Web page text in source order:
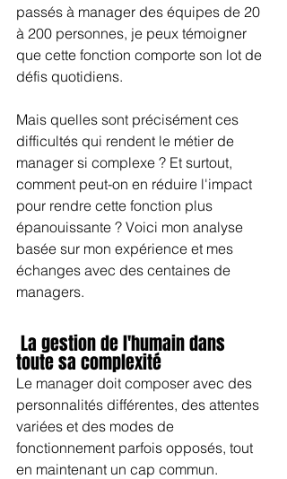
passés à manager des équipes de 20
à 200 personnes, je peux témoigner
que cette fonction comporte son lot de
défis quotidiens.
Mais quelles sont précisément ces
difficultés qui rendent le métier de
manager si complexe ? Et surtout,
comment peut-on en réduire l'impact
pour rendre cette fonction plus
épanouissante ? Voici mon analyse
basée sur mon expérience et mes
échanges avec des centaines de
managers.
toute sa complexité
Le manager doit composer avec des
personnalités différentes, des attentes
variées et des modes de
fonctionnement parfois opposés, tout
en maintenant un cap commun.